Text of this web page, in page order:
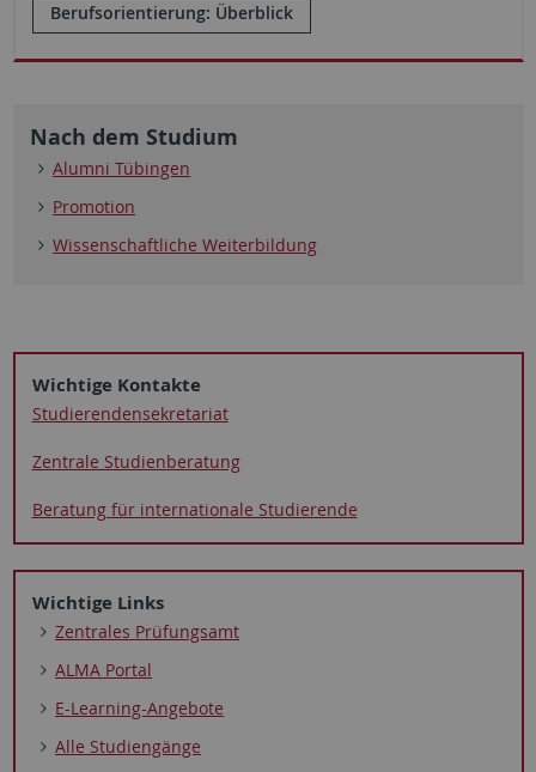
Berufsorientierung: Überblick
Nach dem Studium
Alumni Tübingen
Promotion
Wissenschaftliche Weiterbildung
Wichtige Kontakte
Studierenden­sekretariat
Zentrale Studienberatung
Beratung für internationale Studierende
Wichtige Links
Zentrales Prüfungsamt
ALMA Portal
E-Learning-Angebote
Alle Studiengänge